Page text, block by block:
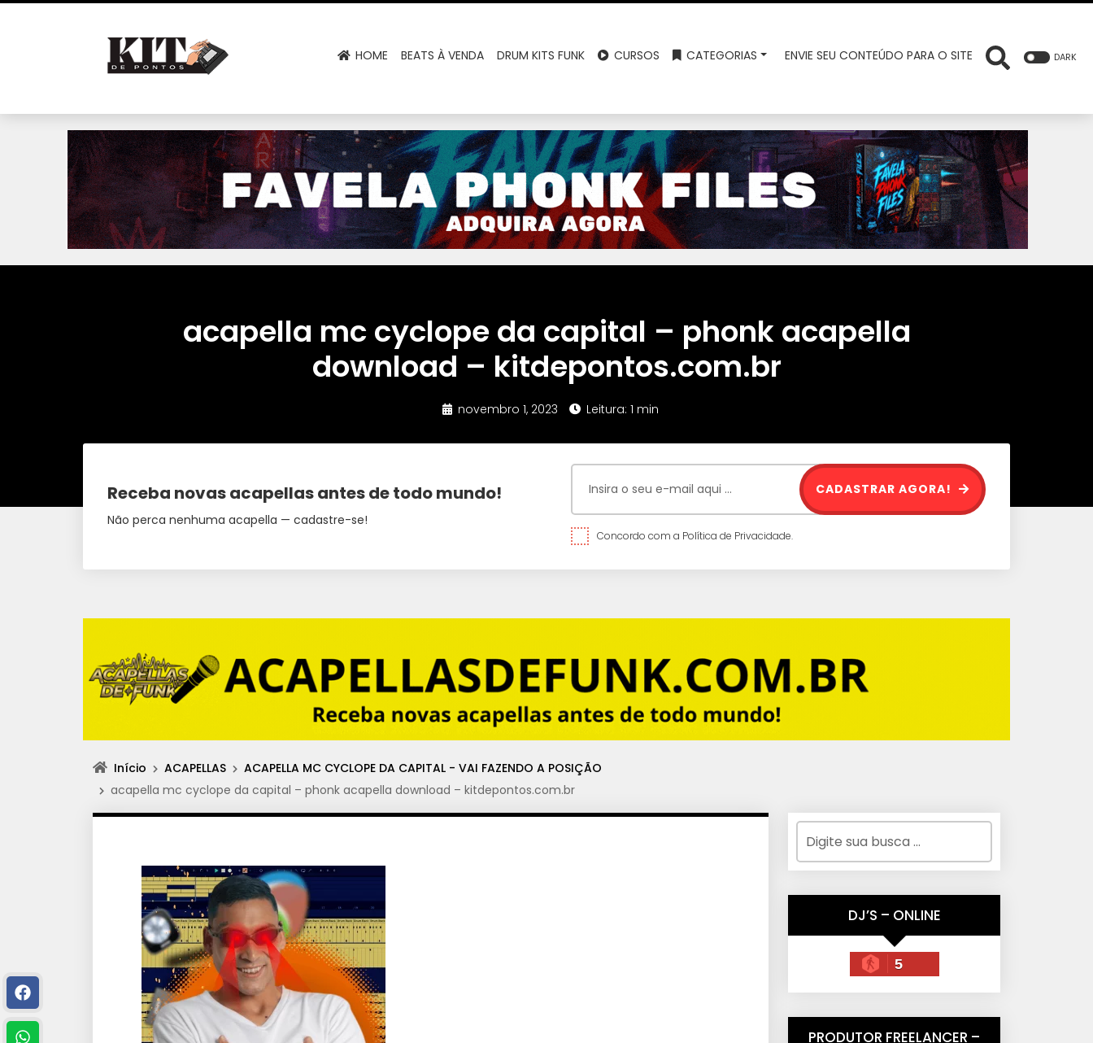
HOME BEATS À VENDA DRUM KITS FUNK CURSOS CATEGORIAS ENVIE SEU CONTEÚDO PARA O SITE DARK
acapella mc cyclope da capital – phonk acapella
download – kitdepontos.com.br
novembro 1, 2023 Leitura: 1 min
Receba novas acapellas antes de todo mundo!
Não perca nenhuma acapella — cadastre-se!
Concordo com a Política de Privacidade.
CADASTRAR AGORA!
Início ACAPELLAS
ACAPELLA MC CYCLOPE DA CAPITAL - VAI FAZENDO A POSIÇÃO
acapella mc cyclope da capital – phonk acapella download – kitdepontos.com.br
DJ’S – ONLINE
5
PRODUTOR FREELANCER –